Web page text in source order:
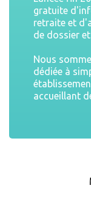
gratuite
retraite et
de dossier
Nous
dédiée à
accueillant